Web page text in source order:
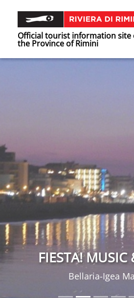
Official tourist information site
the Province of Rimini
FIESTA!
Bellaria-Igea